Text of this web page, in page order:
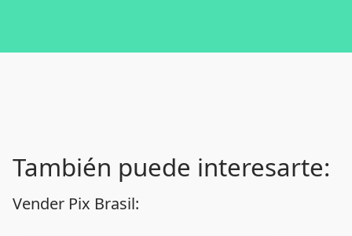
También puede interesarte:
Vender Pix Brasil: